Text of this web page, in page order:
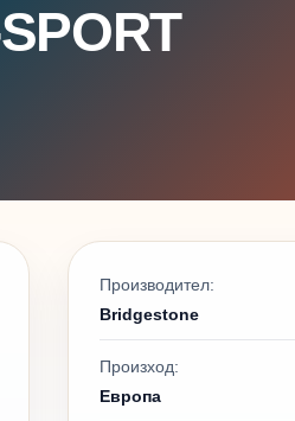
Производител:
Bridgestone
Произход:
Европа